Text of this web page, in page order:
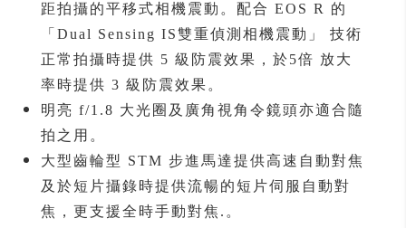
距拍攝的平移式相機震動。配合 EOS R 的
「Dual Sensing IS雙重偵測相機震動」 技術
正常拍攝時提供 5 級防震效果，於5倍 放大
率時提供 3 級防震效果。
明亮 f/1.8 大光圈及廣角視角令鏡頭亦適合隨
拍之用。
大型齒輪型 STM 步進馬達提供高速自動對焦
及於短片攝錄時提供流暢的短片伺服自動對
焦，更支援全時手動對焦.。